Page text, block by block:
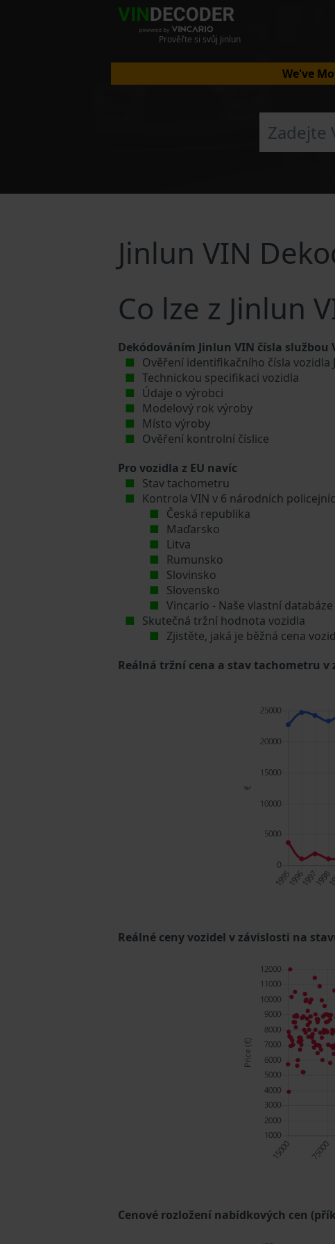
Prověřte si svůj Jinlun
We've
Jinlun VIN
Co lze z Jinlun
Dekódováním Jinlun VIN čísla službou
Ověření identifikačního čísla vozidla
Technickou specifikaci vozidla
Údaje o výrobci
Modelový rok výroby
Místo výroby
Ověření kontrolní číslice
Pro vozidla z EU navíc
Stav tachometru
Kontrola VIN v 6 národních
Česká republika
Maďarsko
Litva
Rumunsko
Slovinsko
Slovensko
Vincario - Naše vlastní
Skutečná tržní hodnota vozidla
Zjistěte, jaká je běžná cena
Reálná tržní cena a stav tachometru
Reálné ceny vozidel v závislosti na
Cenové rozložení nabídkových cen